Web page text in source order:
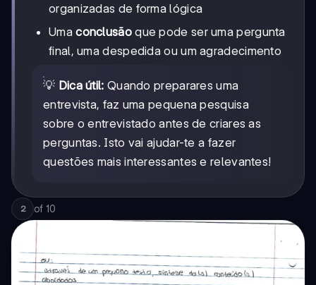
organizadas de forma lógica
Umaconclusãoque pode ser uma pergunta
final, uma despedida ou um agradecimento
💡 Dica útil: Quando preparares uma
entrevista, faz uma pequena pesquisa
sobre o entrevistado antes de criares as
perguntas. Isto vai ajudar-te a fazer
questões mais interessantes e relevantes!
2 of 10